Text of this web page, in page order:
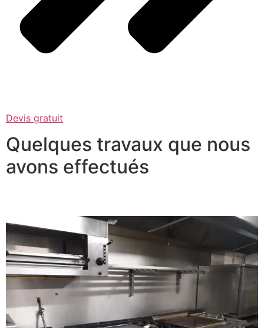
Devis gratuit
Quelques travaux que nous
avons effectués